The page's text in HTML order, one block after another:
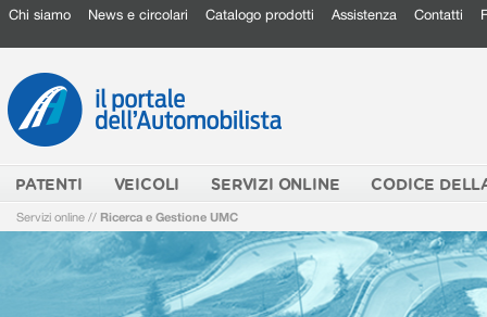
Chi siamo News e circolari Catalogo prodotti Assistenza Contatti
PATENTI VEICOLI SERVIZI ONLINE CODICE
Servizi online // Ricerca e Gestione UMC